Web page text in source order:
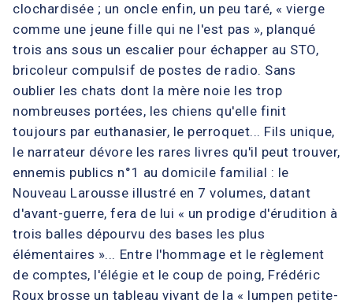
clochardisée ; un oncle enfin, un peu taré, « vierge
comme une jeune fille qui ne l'est pas », planqué
trois ans sous un escalier pour échapper au STO,
bricoleur compulsif de postes de radio. Sans
oublier les chats dont la mère noie les trop
nombreuses portées, les chiens qu'elle finit
toujours par euthanasier, le perroquet... Fils unique,
le narrateur dévore les rares livres qu'il peut trouver,
ennemis publics n°1 au domicile familial : le
Nouveau Larousse illustré en 7 volumes, datant
d'avant-guerre, fera de lui « un prodige d'érudition à
trois balles dépourvu des bases les plus
élémentaires »... Entre l'hommage et le règlement
de comptes, l'élégie et le coup de poing, Frédéric
Roux brosse un tableau vivant de la « lumpen petite-